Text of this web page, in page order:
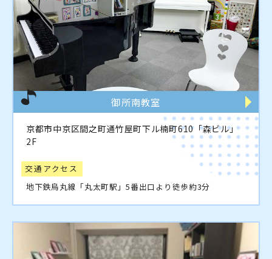
御所南教室
京都市中京区間之町通竹屋町下ル楠町610「森ビル」
2F
交通アクセス
地下鉄烏丸線「丸太町駅」5番出口より徒歩約3分